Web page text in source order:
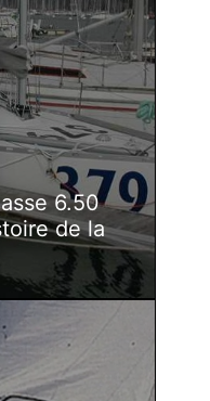
6.50
de la